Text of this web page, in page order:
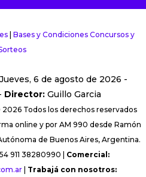
| Bases y Condiciones Concursos y
6 de agosto de 2026 -
Director: Guillo Garcia
Todos los derechos reservados
online y por AM 990 desde Ramón
de Buenos Aires, Argentina.
911 38280990 | Comercial:
| Trabajá con nosotros: